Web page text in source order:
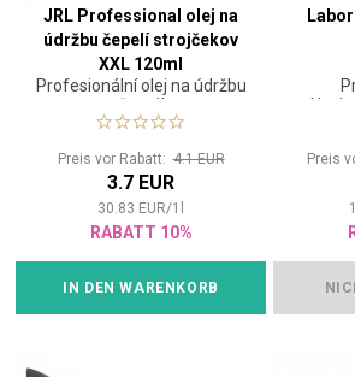
JRL Professional olej na
údržbu čepelí strojčekov
XXL 120ml
Profesionální olej na údržbu
čepelí
Preis vor Rabatt:4.1 EUR
3.7 EUR
30.83 EUR/1
RABATT 10%
IN DEN WARENKORB
Preis